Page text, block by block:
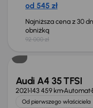
od 545 zł
Najniższa cena z 30
obniżką
92 000 zł
Taniej o 3 000 zł
Audi A4 35 TFSI
2021143 459 kmAutomat
Od pierwszego właściciela